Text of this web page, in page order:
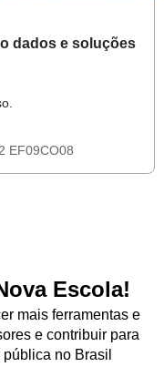
dados e soluções
EF09CO08
Escola!
mais ferramentas e
e contribuir para
no Brasil